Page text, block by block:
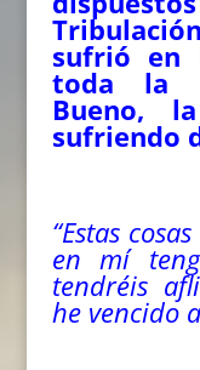
sufrió en
toda la
Bueno,
sufriendo
“Estas
en mí
tendréis
he vencido